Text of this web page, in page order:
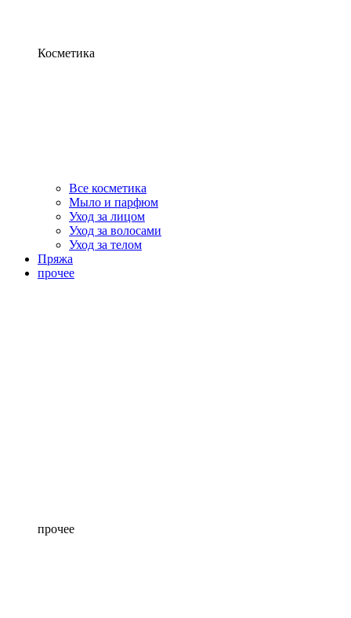
Косметика
Все косметика
Мыло и парфюм
Уход за лицом
Уход за волосами
Уход за телом
Пряжа
прочее
прочее